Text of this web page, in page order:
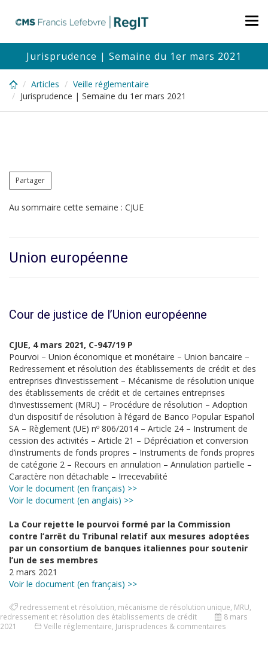
content
Jurisprudence | Semaine du 1er mars 2021
Articles
Veille réglementaire
Jurisprudence | Semaine du 1er mars 2021
Partager
Au sommaire cette semaine : CJUE
Union européenne
Cour de justice de l’Union européenne
CJUE, 4 mars 2021, C-947/19 P
Pourvoi – Union économique et monétaire – Union bancaire –
Redressement et résolution des établissements de crédit et des
entreprises d’investissement – Mécanisme de résolution unique
des établissements de crédit et de certaines entreprises
d’investissement (MRU) – Procédure de résolution – Adoption
d’un dispositif de résolution à l’égard de Banco Popular Español
SA – Règlement (UE) nº 806/2014 – Article 24 – Instrument de
cession des activités – Article 21 – Dépréciation et conversion
d’instruments de fonds propres – Instruments de fonds propres
de catégorie 2 – Recours en annulation – Annulation partielle –
Caractère non détachable – Irrecevabilité
Voir le document (en français) >>
Voir le document (en anglais) >>
La Cour rejette le pourvoi formé par la Commission
contre l’arrêt du Tribunal relatif aux mesures adoptées
par un consortium de banques italiennes pour soutenir
l’un de ses membres
2 mars 2021
Voir le document (en français) >>
redressement et résolution mécanisme de résolution unique MRU
redressement et résolution des établissements de crédit
8 mars
2021
Veille réglementaire Jurisprudences & commentaires